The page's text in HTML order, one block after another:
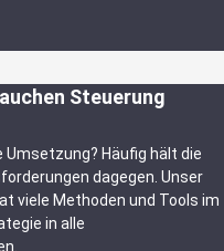
Steuerung
Umsetzung? Häufig hält die
dagegen. Unser
viele Methoden und Tools im
in alle